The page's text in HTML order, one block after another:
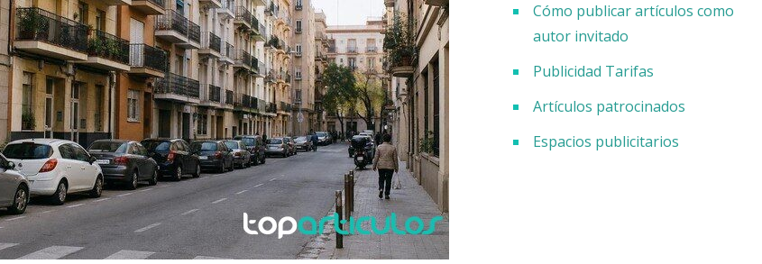
Cómo publicar artículos como
autor invitado
Publicidad Tarifas
Artículos patrocinados
Espacios publicitarios